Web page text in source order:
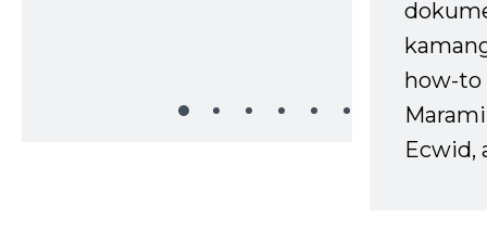
how-to
Ecwid,